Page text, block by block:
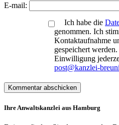
E-mail:
Ich habe die
genommen. Ich
Kontaktaufnahme
gespeichert
Einwilligung
post@kanzlei-
Ihre Anwaltskanzlei aus Hamburg